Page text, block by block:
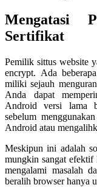
Mengatasi
Sertifikat
Pemilik sittus website
encrypt. Ada
miliki sejauh
Anda dapat
Android versi lama
sebelum
Android atau
Meskipun ini adalah
mungkin sangat efektif
mengalami masalah
beralih browser hanya